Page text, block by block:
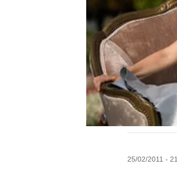
25/02/2011 -